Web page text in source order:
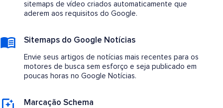
sitemaps de vídeo criados automaticamente que
aderem aos requisitos do Google.
Sitemaps do Google Notícias
Envie seus artigos de notícias mais recentes para os
motores de busca sem esforço e seja publicado em
poucas horas no Google Notícias.
Marcação Schema